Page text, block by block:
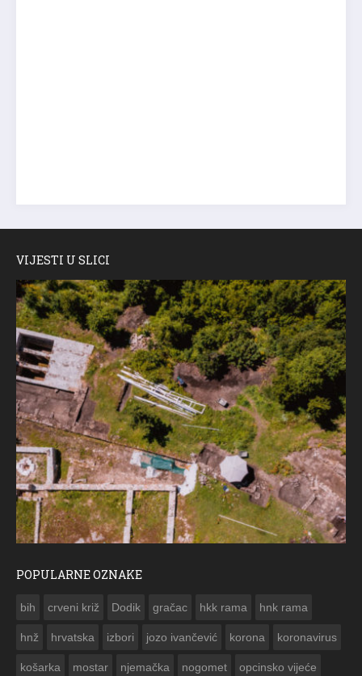
VIJESTI U SLICI
POPULARNE OZNAKE
bih crveni križ Dodik gračac hkk rama hnk rama
hnž hrvatska izbori jozo ivančević korona koronavirus
košarka mostar njemačka nogomet opcinsko vijeće